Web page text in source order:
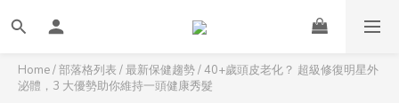
Home/部落格列表 /最新保健趨勢/40+歲頭皮老化？ 超級修復明星外
泌體，3 大優勢助你維持一頭健康秀髮